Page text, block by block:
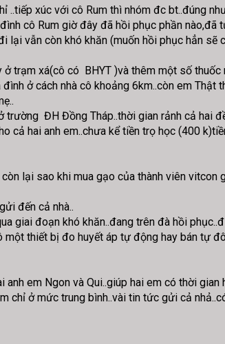
..tiếp xúc với cô Rum thì nhóm đc bt..đúng
cô Rum giờ đây đã hồi phục phần
lại vẫn còn khó khăn (muốn hồi phục hẳn sẽ
trạm xá(cô có BHYT )và thêm một số
ở cách nhà cô khoảng 6km..còn em
trường ĐH Đồng Tháp..thời gian rảnh cả hai
cả hai anh em..chưa kể tiền trọ học (400
lại sao khi mua gạo của thành viên vitcon
đến cả nhà..
giai đoạn khó khăn..đang trên đà hồi
một thiết bị đo huyết áp tự động hay bán tự
em Ngon và Qui..giúp hai em có thời
chỉ ở mức trung bình..vài tin tức gửi cả